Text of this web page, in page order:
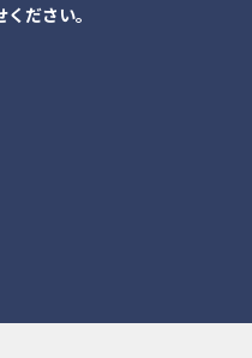
ださい。